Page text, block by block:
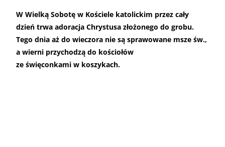
W Wielką Sobotę w Kościele katolickim przez cały
dzień trwa adoracja Chrystusa złożonego do grobu.
Tego dnia aż do wieczora nie są sprawowane msze św.,
a wierni przychodzą do kościołów
ze święconkami w koszykach.